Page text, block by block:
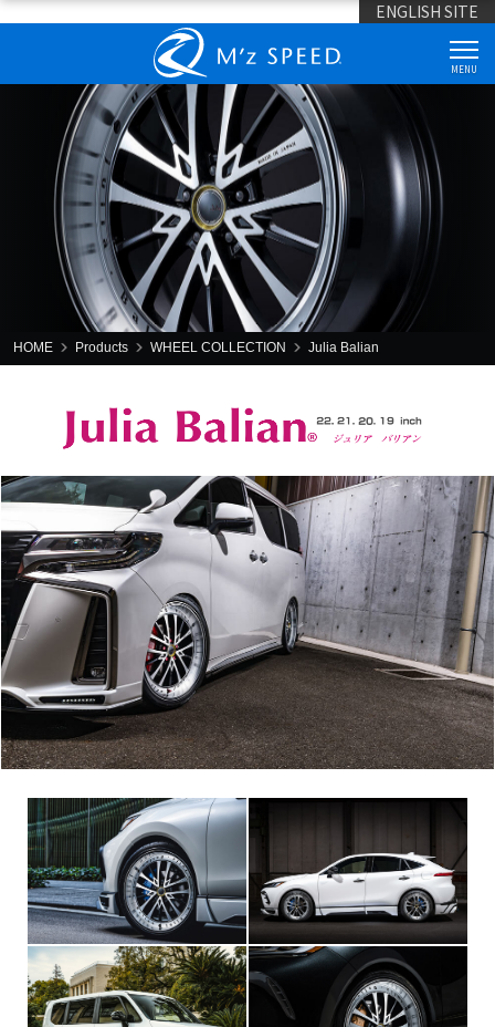
ENGLISH SITE
MENU
HOME Products WHEEL COLLECTION Julia Balian